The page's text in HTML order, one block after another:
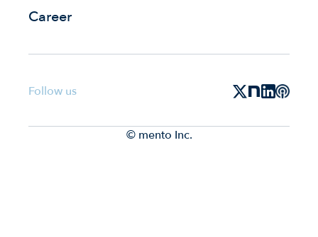
Career
Follow us
©︎ mento Inc.